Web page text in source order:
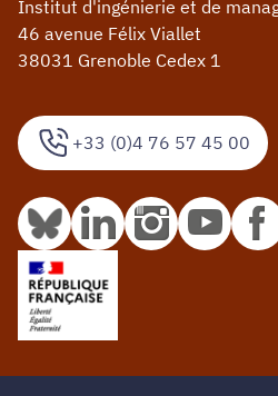
+33 (0)4 76 57 45 00
Institut d'ingénierie et de
46 avenue Félix Viallet
38031 Grenoble Cedex 1